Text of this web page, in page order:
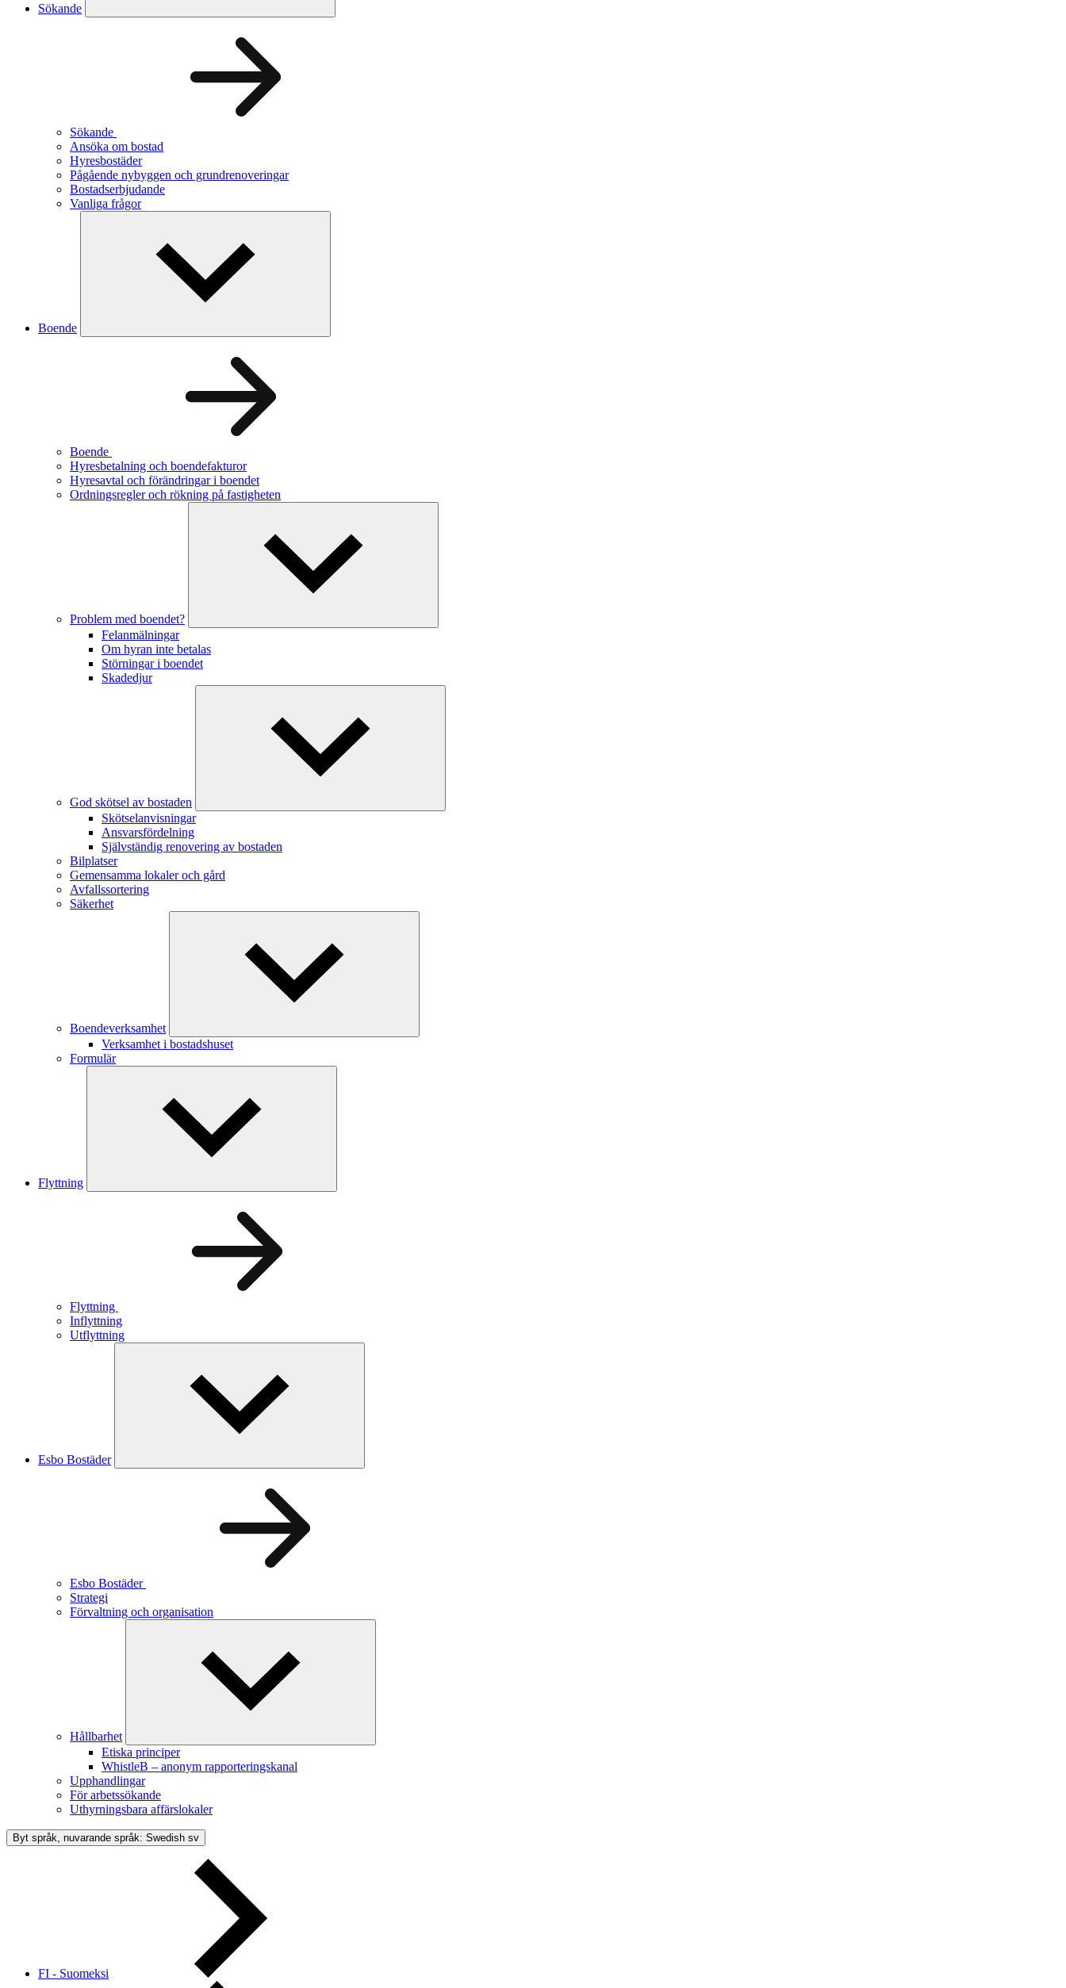
Sökande
Sökande
Ansöka om bostad
Hyresbostäder
Pågående nybyggen och grundrenoveringar
Bostadserbjudande
Vanliga frågor
Boende
Boende
Hyresbetalning och boendefakturor
Hyresavtal och förändringar i boendet
Ordningsregler och rökning på fastigheten
Problem med boendet?
Felanmälningar
Om hyran inte betalas
Störningar i boendet
Skadedjur
God skötsel av bostaden
Skötselanvisningar
Ansvarsfördelning
Självständig renovering av bostaden
Bilplatser
Gemensamma lokaler och gård
Avfallssortering
Säkerhet
Boendeverksamhet
Verksamhet i bostadshuset
Formulär
Flyttning
Flyttning
Inflyttning
Utflyttning
Esbo Bostäder
Esbo Bostäder
Strategi
Förvaltning och organisation
Hållbarhet
Etiska principer
WhistleB – anonym rapporteringskanal
Upphandlingar
För arbetssökande
Uthyrningsbara affärslokaler
Byt språk, nuvarande språk: Swedish sv
FI - Suomeksi